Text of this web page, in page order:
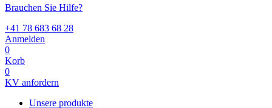
Brauchen Sie Hilfe?
+41 78 683 68 28
Anmelden
0
Korb
0
KV anfordern
Unsere produkte